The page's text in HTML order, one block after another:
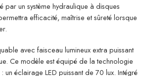
par un système hydraulique à disques
efficacité, maîtrise et sûreté lorsque
avec faisceau lumineux extra puissant
Ce modèle est équipé de la technologie
un éclairage LED puissant de 70 lux. Intégré